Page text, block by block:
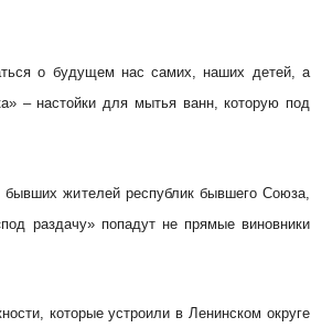
о будущем нас самих, наших детей, а
– настойки для мытья ванн, которую под
бывших жителей республик бывшего Союза,
раздачу» попадут не прямые виновники
которые устроили в Ленинском округе